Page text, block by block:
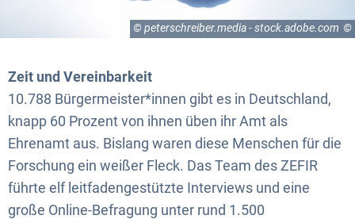
© peterschreiber.media - stock.adobe.com
Zeit und Vereinbarkeit
10.788 Bürgermeister*innen gibt es in Deutschland,
knapp 60 Prozent von ihnen üben ihr Amt als
Ehrenamt aus. Bislang waren diese Menschen für die
Forschung ein weißer Fleck. Das Team des ZEFIR
führte elf leitfadengestützte Interviews und eine
große Online-Befragung unter rund 1.500